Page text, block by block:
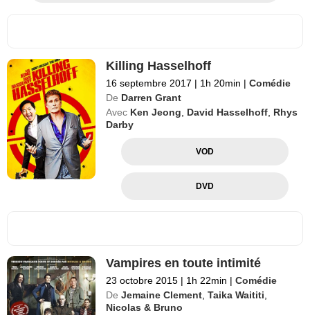
Killing Hasselhoff
16 septembre 2017 | 1h 20min | Comédie
De Darren Grant
Avec Ken Jeong David Hasselhoff Rhys
Darby
VOD
DVD
Vampires en toute intimité
23 octobre 2015 | 1h 22min | Comédie
De Jemaine Clement ,Taika Waititi
Nicolas & Bruno